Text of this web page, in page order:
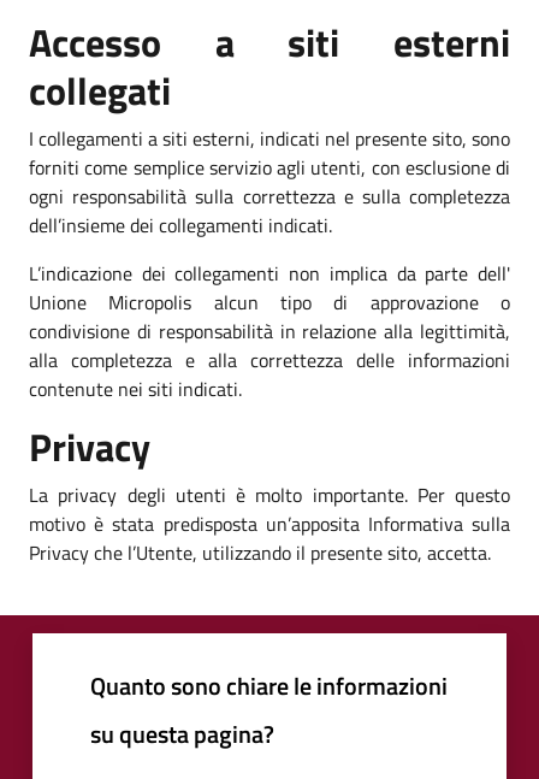
Accesso a siti esterni
collegati
I collegamenti a siti esterni, indicati nel presente sito, sono
forniti come semplice servizio agli utenti, con esclusione di
ogni responsabilità sulla correttezza e sulla completezza
dell’insieme dei collegamenti indicati.
L’indicazione dei collegamenti non implica da parte dell'
Unione Micropolis alcun tipo di approvazione o
condivisione di responsabilità in relazione alla legittimità,
alla completezza e alla correttezza delle informazioni
contenute nei siti indicati.
Privacy
La privacy degli utenti è molto importante. Per questo
motivo è stata predisposta un’apposita Informativa sulla
Privacy che l’Utente, utilizzando il presente sito, accetta.
Quanto sono chiare le informazioni
su questa pagina?